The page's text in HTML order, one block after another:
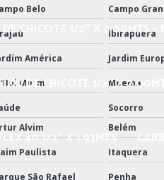
CHICOTE 1/2″ X 2.00MTS –
DE CHICOTE 1/2″ X
40 1/2″ X 1.93MTS
Belo Campo
Ibirapuera
América Jardim
Mirim Moema
Socorro
Alvim Belém
Paulista Itaquera
São Rafael Penha